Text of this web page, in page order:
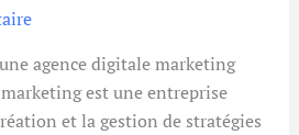
agence digitale marketing
est une entreprise
et la gestion de stratégies